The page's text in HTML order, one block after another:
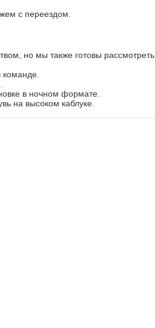
с переездом.
но мы также готовы рассмотреть
команде.
в ночном формате.
на высоком каблуке.